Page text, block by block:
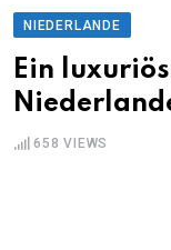
NIEDERLANDE
Ein
658 VIEWS